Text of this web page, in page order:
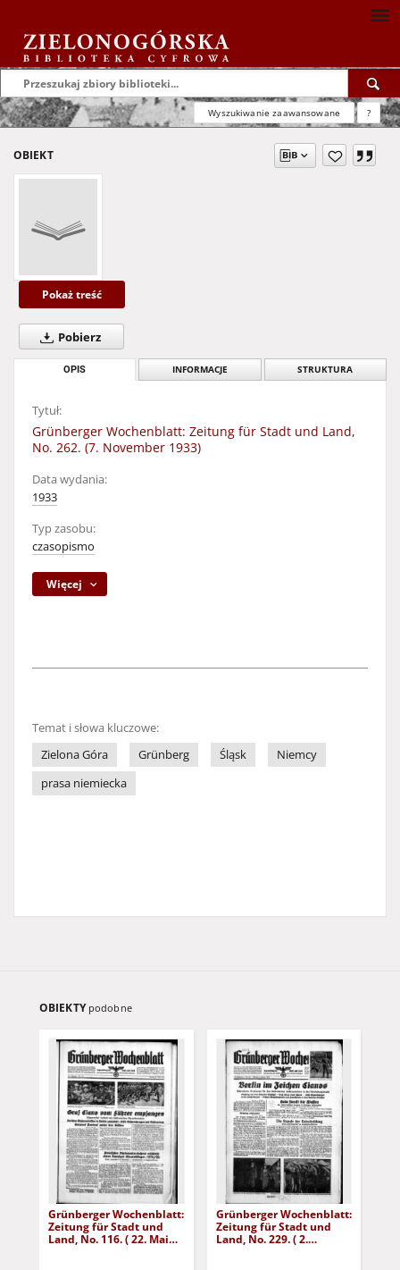
Wyszukiwanie zaawansowane ?
OBIEKT
Pokaż treść
Pobierz
OPIS INFORMACJE STRUKTURA
Tytuł:
Grünberger Wochenblatt: Zeitung für Stadt und Land,
No. 262. (7. November 1933)
Data wydania:
1933
Typ zasobu:
czasopismo
Więcej
Temat i słowa kluczowe:
Zielona Góra
Grünberg Śląsk
Niemcy
prasa niemiecka
OBIEKTY podobne
Grünberger Wochenblatt:
Zeitung für Stadt und
Land, No. 116. ( 22. Mai
Grünberger Wochenblatt:
Zeitung für Stadt und
Land, No. 229. ( 2.